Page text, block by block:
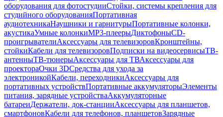
оборудования для фотостудииСтойки, системы крепления для
студийного оборудованияПортативная
аудиотехникаНаушники и гарнитурыПортативные колонки,
акустикаУмные колонкиMP3-плеерыДиктофоныCD-
проигрывателиАксессуары для телевизоровКронштейны,
стойкиКабели для телевизоровПодписки на видеосервисыТВ-
антенныТВ-тюнерыАксессуары для ТВАксессуары для
проектораОчки 3DСредства для ухода за
электроникойКабели, переходникиАксессуары для
портативных устройствПортативные аккумуляторыЭлементы
питания, зарядные устройстваАккумуляторные
батареиДержатели, док-станцииАксессуары для планшетов,
смартфоновКабели для телефонов, планшетовЗарядные